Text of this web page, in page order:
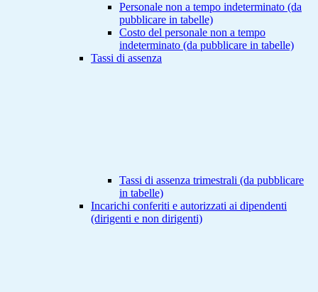
Personale non a tempo indeterminato (da
pubblicare in tabelle)
Costo del personale non a tempo
indeterminato (da pubblicare in tabelle)
Tassi di assenza
Tassi di assenza trimestrali (da pubblicare
in tabelle)
Incarichi conferiti e autorizzati ai dipendenti
(dirigenti e non dirigenti)